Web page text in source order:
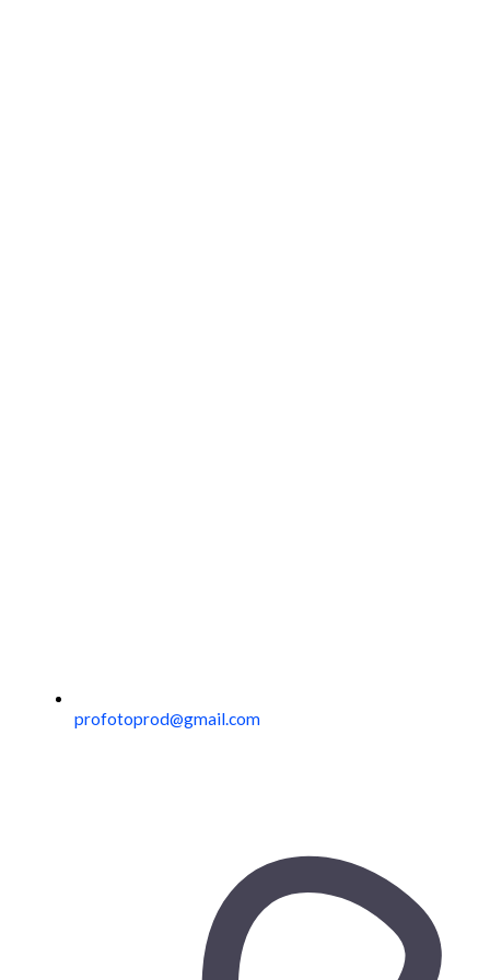
profotoprod@gmail.com